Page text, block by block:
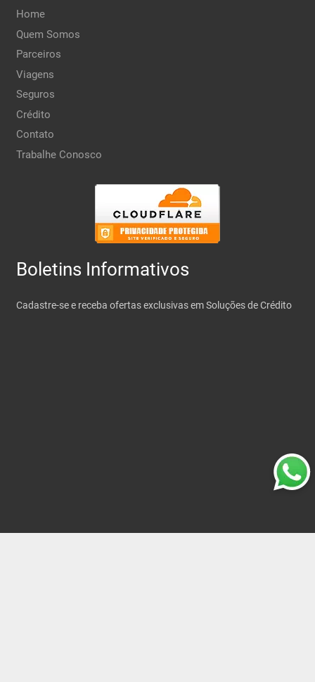
Home
Quem Somos
Parceiros
Viagens
Seguros
Crédito
Contato
Trabalhe Conosco
Boletins Informativos
Cadastre-se e receba ofertas exclusivas em Soluções de Crédito